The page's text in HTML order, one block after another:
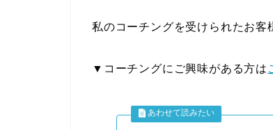
私のコーチングを受けられたお客
▼コーチングにご興味がある方は